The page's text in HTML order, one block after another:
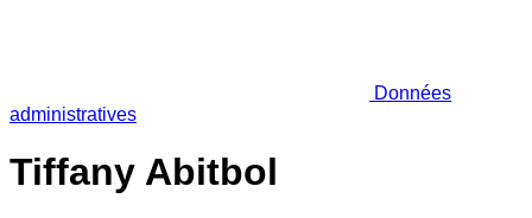
Données
administratives
Tiffany Abitbol